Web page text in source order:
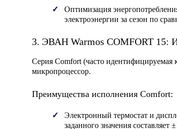
Оптимизация
электроэнергии за сезон по
3. ЭВАН Warmos COMFORT 15:
Серия Comfort (часто идентифицируемая
микропроцессор.
Преимущества исполнения Comfort:
Электронный термостат и
заданного значения составляет